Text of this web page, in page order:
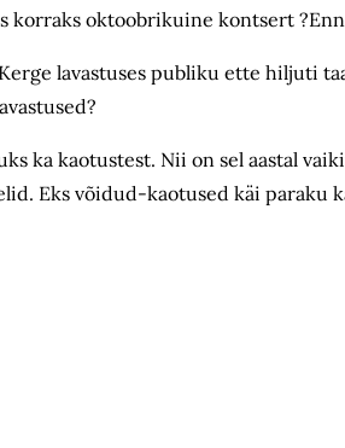
korraks oktoobrikuine kontsert
lavastuses publiku ette hiljuti
ka kaotustest. Nii on sel aastal
Eks võidud-kaotused käi paraku